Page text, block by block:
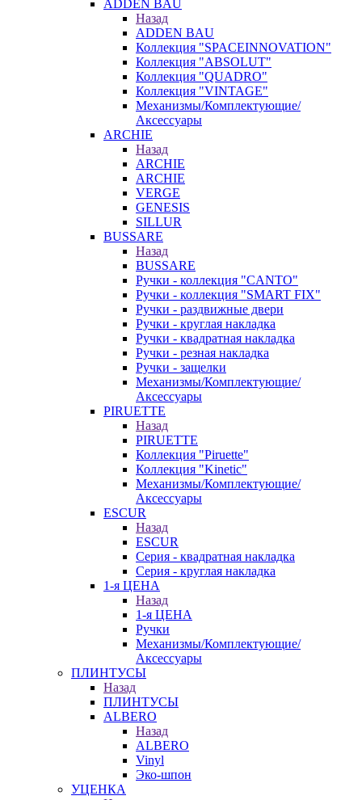
ADDEN BAU
Назад
ADDEN BAU
Коллекция "SPACEINNOVATION"
Коллекция "ABSOLUT"
Коллекция "QUADRO"
Коллекция "VINTAGE"
Механизмы/Комплектующие/
Аксессуары
ARCHIE
Назад
ARCHIE
ARCHIE
VERGE
GENESIS
SILLUR
BUSSARE
Назад
BUSSARE
Ручки - коллекция "CANTO"
Ручки - коллекция "SMART FIX"
Ручки - раздвижные двери
Ручки - круглая накладка
Ручки - квадратная накладка
Ручки - резная накладка
Ручки - защелки
Механизмы/Комплектующие/
Аксессуары
PIRUETTE
Назад
PIRUETTE
Коллекция "Piruette"
Коллекция "Kinetic"
Механизмы/Комплектующие/
Аксессуары
ESCUR
Назад
ESCUR
Серия - квадратная накладка
Серия - круглая накладка
1-я ЦЕНА
Назад
1-я ЦЕНА
Ручки
Механизмы/Комплектующие/
Аксессуары
ПЛИНТУСЫ
Назад
ПЛИНТУСЫ
ALBERO
Назад
ALBERO
Vinyl
Эко-шпон
УЦЕНКА